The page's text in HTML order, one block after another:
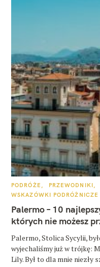
K
T
G
R
PODRÓŻE PRZEWODNIKI
WSKAZÓWKI PODRÓŻNICZE
Palermo – 10
których nie możesz
Palermo, Stolica Sycylii,
wyjechaliśmy już w trójkę:
Lily. Był to dla mnie niezły